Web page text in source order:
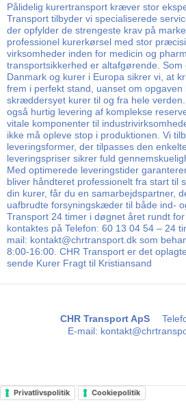
Pålidelig kurertransport kræver stor
Transport tilbyder vi specialiserede
der opfylder de strengeste krav på
professionel kurerkørsel med stor
virksomheder inden for medicin og
transportsikkerhed er altafgørende.
Danmark og kurer i Europa sikrer vi, at
frem i perfekt stand, uanset om
skræddersyet kurer til og fra hele
også hurtig levering af komplekse
vitale komponenter til
ikke må opleve stop i produktionen. Vi
leveringsformer, der tilpasses den
leveringspriser sikrer fuld
Med optimerede leveringstider
bliver håndteret professionelt fra start til
din kurer, får du en samarbejdspartner,
uafbrudte forsyningskæder til både ind-
Transport 24 timer i døgnet året rundt
kontaktes på Telefon: 60 13 04 54 – 24
mail: kontakt@chrtransport.dk som
8:00-16:00. CHR Transport er det
sende Kurer Fragt til Kristiansand
CHR Transport ApS
E-mail:
Privatlivspolitik Cookiepolitik